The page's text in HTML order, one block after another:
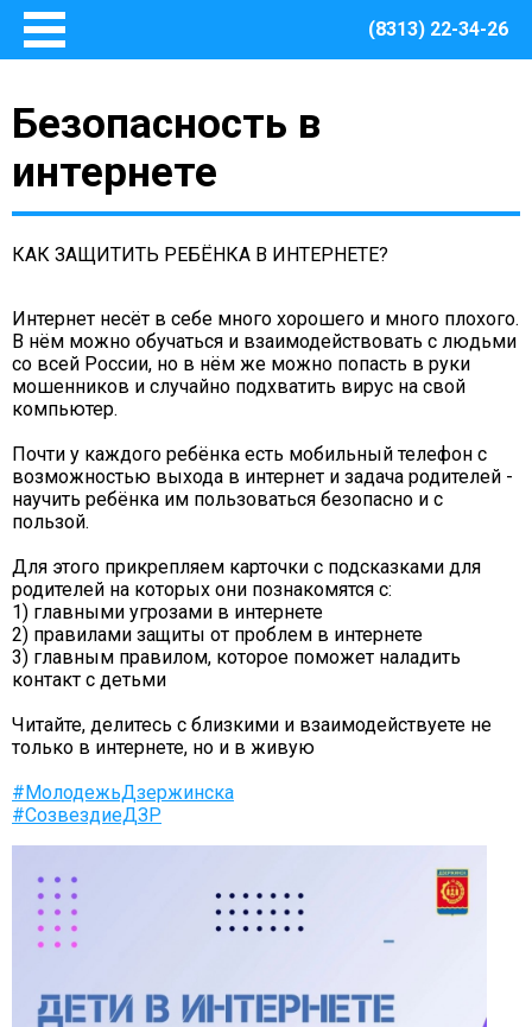
(8313) 22-34-26
Основные сведения
Документы
Структура Центра
Финансово – хозяйственная деятельность
Информация о закупках товаров, работ, услуг для
обеспечения муниципальных нужд Центра
Безопасная среда
Охрана труда
Пожарная безопасность
Антитеррористическая защищенность
ГО и ЧС
О правилах безопасности при морозе
Безопасность дорожного движения
Безопасность на железной дороге
Безопасность на воде
Профилактика асоциального поведения
Безопасность в интернете
Мошенники не дремлют
Противодействие коррупции
Информация о кадровом обеспечении, вакансии
О центре
Безопасность в
интернете
КАК ЗАЩИТИТЬ РЕБЁНКА В ИНТЕРНЕТЕ?
Интернет несёт в себе много хорошего и много плохого.
В нём можно обучаться и взаимодействовать с людьми
со всей России, но в нём же можно попасть в руки
мошенников и случайно подхватить вирус на свой
компьютер.
Почти у каждого ребёнка есть мобильный телефон с
возможностью выхода в интернет и задача родителей -
научить ребёнка им пользоваться безопасно и с
пользой.
Для этого прикрепляем карточки с подсказками для
родителей на которых они познакомятся с:
1) главными угрозами в интернете
2) правилами защиты от проблем в интернете
3) главным правилом, которое поможет наладить
контакт с детьми
Читайте, делитесь с близкими и взаимодействуете не
только в интернете, но и в живую
#МолодежьДзержинска
#СозвездиеДЗР